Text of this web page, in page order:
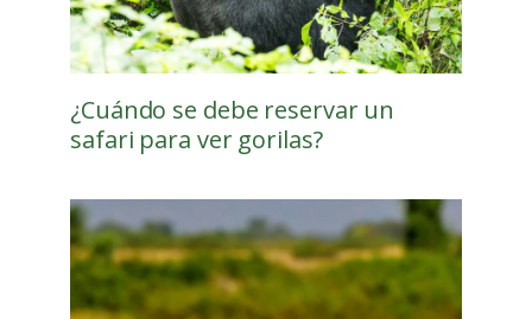
¿Cuándo se debe reservar un
safari para ver gorilas?